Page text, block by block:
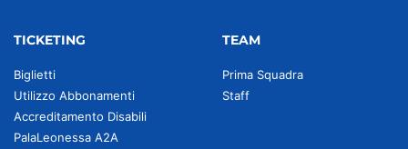
TICKETING
Biglietti
Utilizzo Abbonamenti
Accreditamento Disabili
PalaLeonessa A2A
TEAM
Prima Squadra
Staff